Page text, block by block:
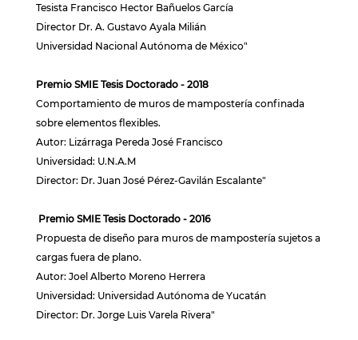
Tesista Francisco Hector Bañuelos García
Director Dr. A. Gustavo Ayala Milián
Universidad Nacional Autónoma de México"
Premio SMIE Tesis Doctorado - 2018
Comportamiento de muros de mampostería confinada
sobre elementos flexibles.
Autor: Lizárraga Pereda José Francisco
Universidad: U.N.A.M
Director: Dr. Juan José Pérez-Gavilán Escalante"
Premio SMIE Tesis Doctorado - 2016
Propuesta de diseño para muros de mampostería sujetos a
cargas fuera de plano.
Autor: Joel Alberto Moreno Herrera
Universidad: Universidad Autónoma de Yucatán
Director: Dr. Jorge Luis Varela Rivera"